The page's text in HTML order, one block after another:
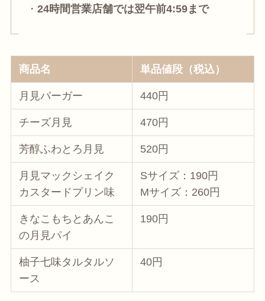
・ 24時間営業店舗では翌午前4:59まで
商品名 単品値段（税込）
月見バーガー 440円
チーズ月見 470円
芳醇ふわとろ月見 520円
月見マックシェイク
カスタードプリン味
Sサイズ：190円
Mサイズ：260円
きなこもちとあんこ
の月見パイ
190円
柚子七味タルタルソ
ース
40円